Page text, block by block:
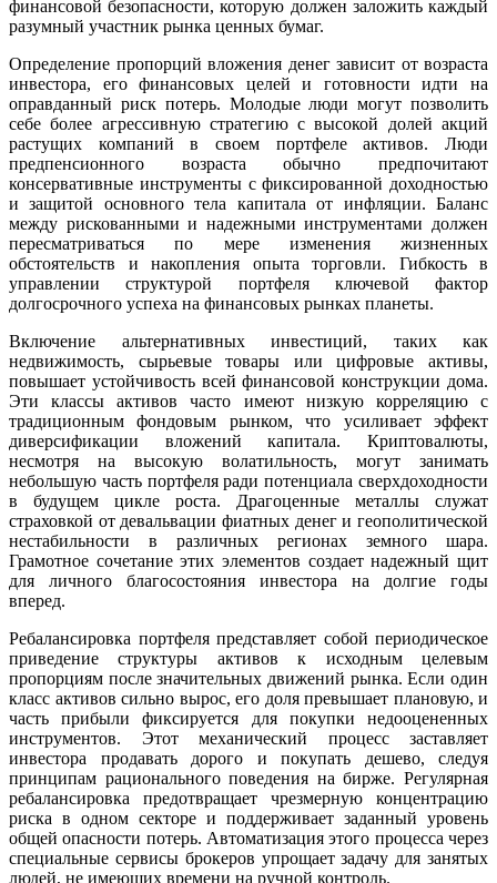
финансовой безопасности, которую должен заложить каждый
разумный участник рынка ценных бумаг.
Определение пропорций вложения денег зависит от возраста
инвестора, его финансовых целей и готовности идти на
оправданный риск потерь. Молодые люди могут позволить
себе более агрессивную стратегию с высокой долей акций
растущих компаний в своем портфеле активов. Люди
предпенсионного возраста обычно предпочитают
консервативные инструменты с фиксированной доходностью
и защитой основного тела капитала от инфляции. Баланс
между рискованными и надежными инструментами должен
пересматриваться по мере изменения жизненных
обстоятельств и накопления опыта торговли. Гибкость в
управлении структурой портфеля ключевой фактор
долгосрочного успеха на финансовых рынках планеты.
Включение альтернативных инвестиций, таких как
недвижимость, сырьевые товары или цифровые активы,
повышает устойчивость всей финансовой конструкции дома.
Эти классы активов часто имеют низкую корреляцию с
традиционным фондовым рынком, что усиливает эффект
диверсификации вложений капитала. Криптовалюты,
несмотря на высокую волатильность, могут занимать
небольшую часть портфеля ради потенциала сверхдоходности
в будущем цикле роста. Драгоценные металлы служат
страховкой от девальвации фиатных денег и геополитической
нестабильности в различных регионах земного шара.
Грамотное сочетание этих элементов создает надежный щит
для личного благосостояния инвестора на долгие годы
вперед.
Ребалансировка портфеля представляет собой периодическое
приведение структуры активов к исходным целевым
пропорциям после значительных движений рынка. Если один
класс активов сильно вырос, его доля превышает плановую, и
часть прибыли фиксируется для покупки недооцененных
инструментов. Этот механический процесс заставляет
инвестора продавать дорого и покупать дешево, следуя
принципам рационального поведения на бирже. Регулярная
ребалансировка предотвращает чрезмерную концентрацию
риска в одном секторе и поддерживает заданный уровень
общей опасности потерь. Автоматизация этого процесса через
специальные сервисы брокеров упрощает задачу для занятых
людей, не имеющих времени на ручной контроль.